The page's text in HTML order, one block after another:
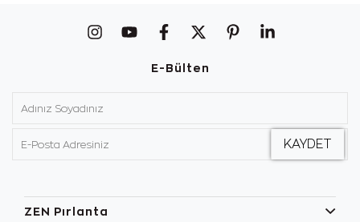
E-Bülten
ZEN Pırlanta